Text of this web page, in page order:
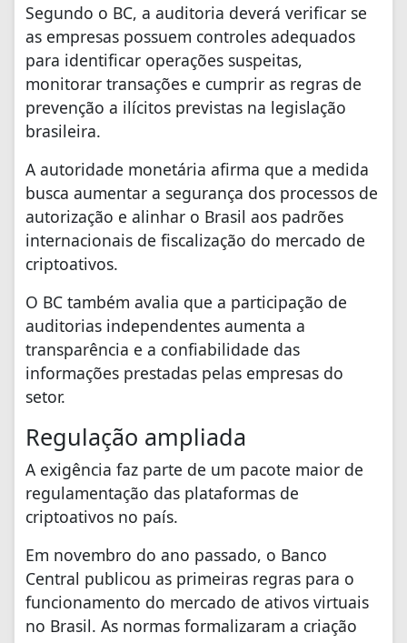
Segundo o BC, a auditoria deverá verificar se
as empresas possuem controles adequados
para identificar operações suspeitas,
monitorar transações e cumprir as regras de
prevenção a ilícitos previstas na legislação
brasileira.
A autoridade monetária afirma que a medida
busca aumentar a segurança dos processos de
autorização e alinhar o Brasil aos padrões
internacionais de fiscalização do mercado de
criptoativos.
O BC também avalia que a participação de
auditorias independentes aumenta a
transparência e a confiabilidade das
informações prestadas pelas empresas do
setor.
Regulação ampliada
A exigência faz parte de um pacote maior de
regulamentação das plataformas de
criptoativos no país.
Em novembro do ano passado, o Banco
Central publicou as primeiras regras para o
funcionamento do mercado de ativos virtuais
no Brasil. As normas formalizaram a criação